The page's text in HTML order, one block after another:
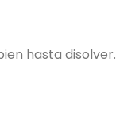
hasta disolver.